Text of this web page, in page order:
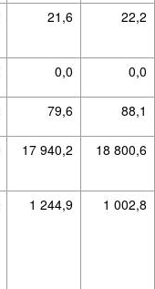
21,6 22,2
0,0 0,0
79,6 88,1
17 940,2 18 800,6
1 244,9 1 002,8